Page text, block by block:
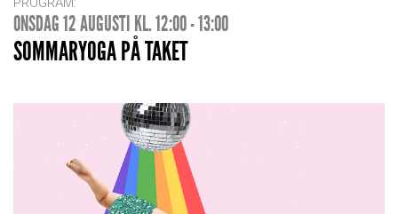
ONSDAG 12 AUGUSTI KL. 12:00 - 13:00
SOMMARYOGA PÅ TAKET